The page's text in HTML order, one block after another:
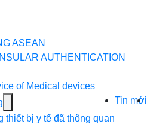
ASEAN
AUTHENTICATION
of Medical devices
submenu
thiết bị y tế đã thông quan
Tin mới